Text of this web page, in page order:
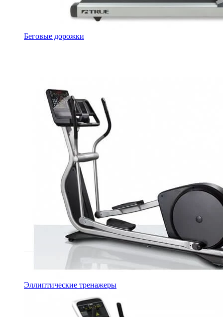
Беговые дорожки
Эллиптические тренажеры